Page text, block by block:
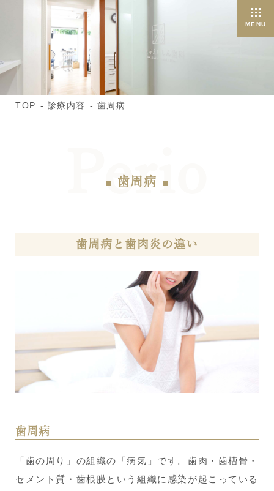
TOP 診療内容 歯周病
歯周病
歯周病と歯肉炎の違い
歯周病
「歯の周り」の組織の「病気」です。歯肉・歯槽骨・
セメント質・歯根膜という組織に感染が起こっている